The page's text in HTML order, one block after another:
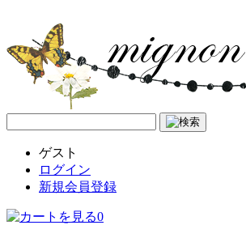
ゲスト
ログイン
新規会員登録
0